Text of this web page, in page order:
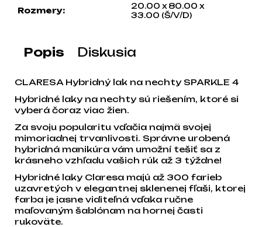
Rozmery:
20.00 x 80.00 x
33.00 (Š/V/D)
Popis Diskusia
CLARESA Hybridný lak na nechty SPARKLE 4
Hybridné laky na nechty sú riešením, ktoré si
vyberá čoraz viac žien.
Za svoju popularitu vďačia najmä svojej
mimoriadnej trvanlivosti. Správne urobená
hybridná manikúra vám umožní tešiť sa z
krásneho vzhľadu vašich rúk až 3 týždne!
Hybridné laky Claresa majú až 300 farieb
uzavretých v elegantnej sklenenej fľaši, ktorej
farba je jasne viditeľná vďaka ručne
maľovaným šablónam na hornej časti
rukoväte.